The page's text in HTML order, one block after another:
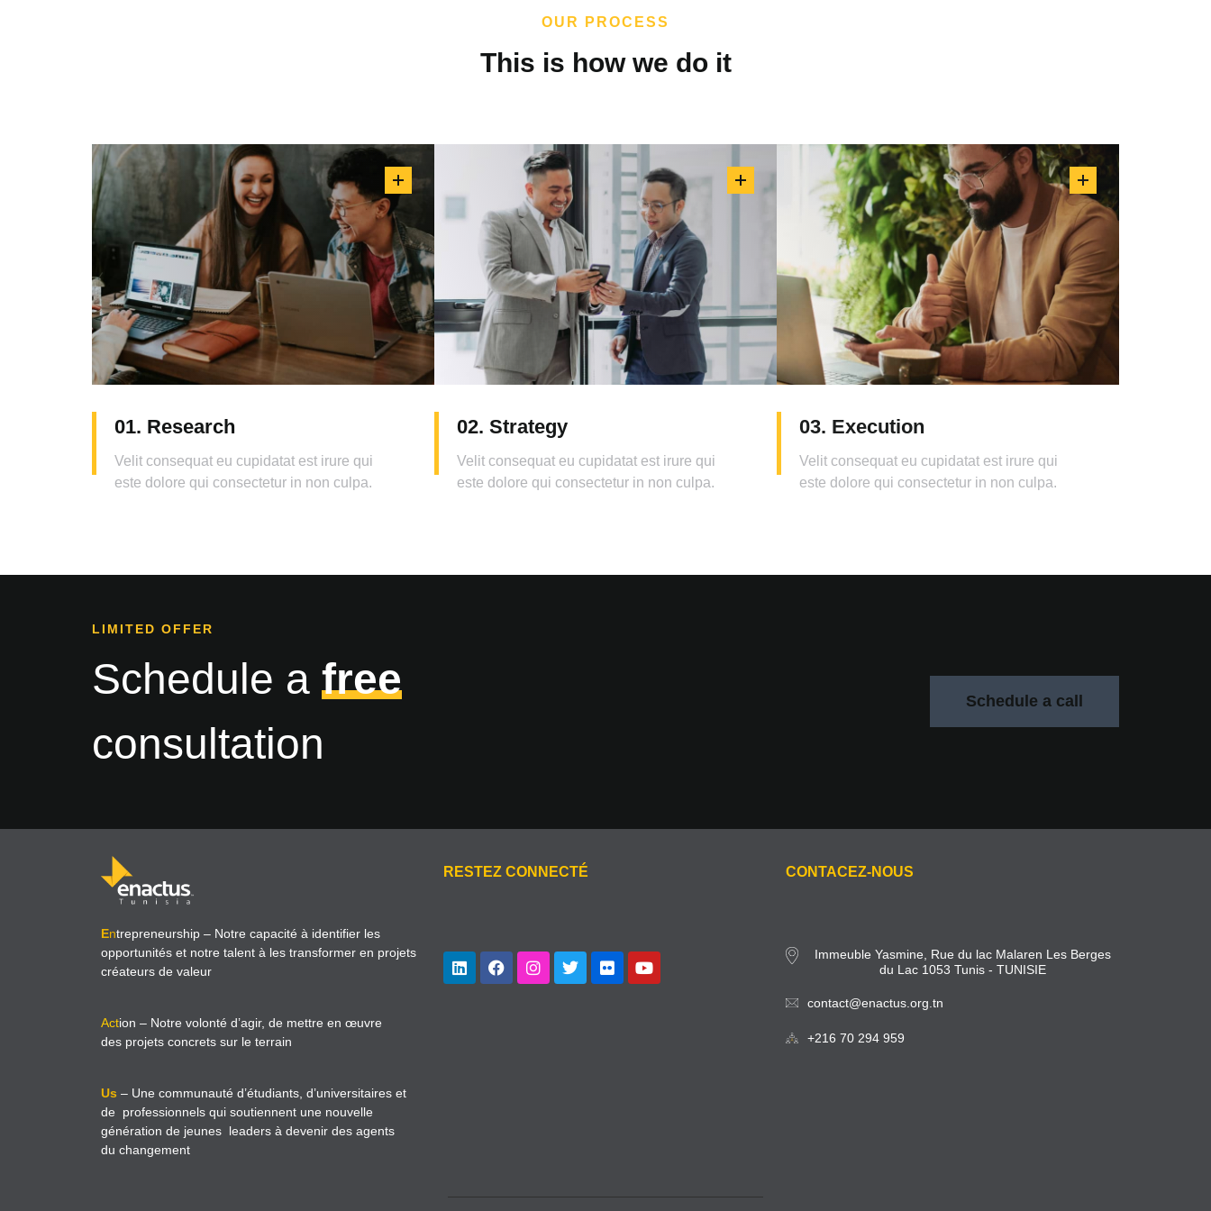
OUR PROCESS
This is how we do it
01. Research
Velit consequat eu cupidatat est irure qui
este dolore qui consectetur in non culpa.
02. Strategy
Velit consequat eu cupidatat est irure qui
este dolore qui consectetur in non culpa.
03. Execution
Velit consequat eu cupidatat est irure qui
este dolore qui consectetur in non culpa.
LIMITED OFFER
Schedule a free
consultation
Schedule a call
Entrepreneurship – Notre capacité à identifier les
opportunités et notre talent à les transformer en projets
créateurs de valeur
Action – Notre volonté d’agir, de mettre en œuvre
des projets concrets sur le terrain
Us – Une communauté d’étudiants, d’universitaires et
de professionnels qui soutiennent une nouvelle
génération de jeunes leaders à devenir des agents
du changement
RESTEZ CONNECTÉ CONTACEZ-NOUS
Immeuble Yasmine, Rue du lac Malaren Les Berges
du Lac 1053 Tunis - TUNISIE
contact@enactus.org.tn
+216 70 294 959